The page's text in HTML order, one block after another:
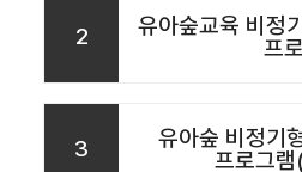
2
유아숲교육 비정
프
3
유아숲 비정기
프로그